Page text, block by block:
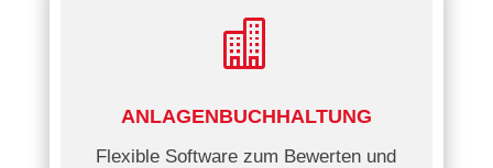

ANLAGENBUCHHALTUNG
Flexible Software zum Bewerten und